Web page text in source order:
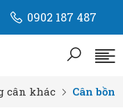
0902 187 487
cân khác Cân bồn